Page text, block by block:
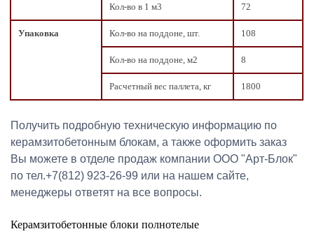
Кол-во в 1 м3 72
Упаковка Кол-во на поддоне, шт. 108
Кол-во на поддоне, м2 8
Расчетный вес паллета, кг 1800
Получить подробную техническую информацию по
керамзитобетонным блокам, а также оформить заказ
Вы можете в отделе продаж компании ООО "Арт-Блок"
по тел.+7(812) 923-26-99 или на нашем сайте,
менеджеры ответят на все вопросы.
Керамзитобетонные блоки полнотелые